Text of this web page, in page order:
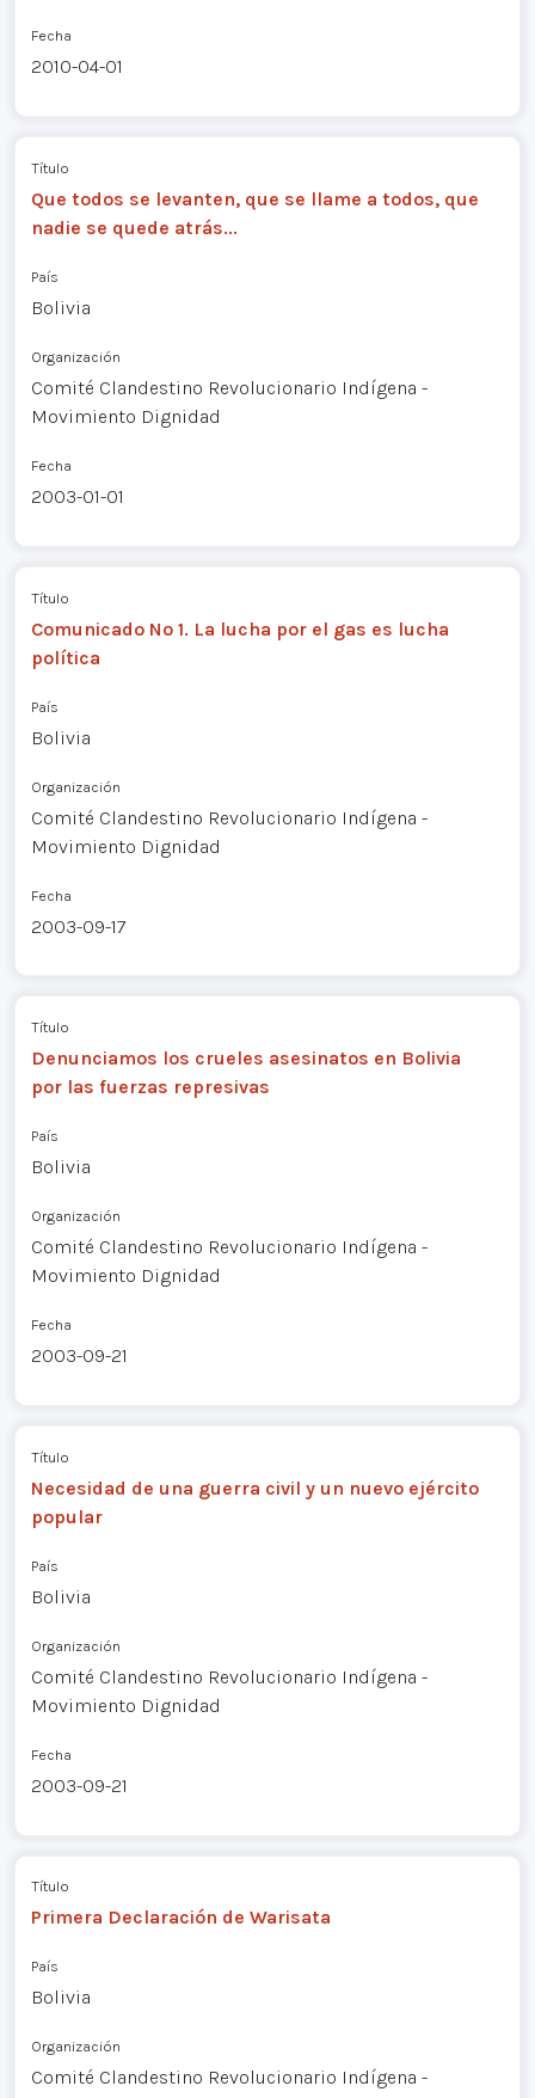
Fecha
2010-04-01
Título
Que todos se levanten, que se llame a todos, que
nadie se quede atrás...
País
Bolivia
Organización
Comité Clandestino Revolucionario Indígena -
Movimiento Dignidad
Fecha
2003-01-01
Título
Comunicado Nº 1. La lucha por el gas es lucha
política
País
Bolivia
Organización
Comité Clandestino Revolucionario Indígena -
Movimiento Dignidad
Fecha
2003-09-17
Título
Denunciamos los crueles asesinatos en Bolivia
por las fuerzas represivas
País
Bolivia
Organización
Comité Clandestino Revolucionario Indígena -
Movimiento Dignidad
Fecha
2003-09-21
Título
Necesidad de una guerra civil y un nuevo ejército
popular
País
Bolivia
Organización
Comité Clandestino Revolucionario Indígena -
Movimiento Dignidad
Fecha
2003-09-21
Título
Primera Declaración de Warisata
País
Bolivia
Organización
Comité Clandestino Revolucionario Indígena -